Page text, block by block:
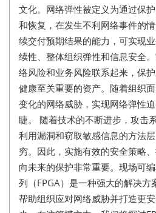
文化。网络弹性被定义为通过保
和恢复，在发生不利网络事件的
续交付预期结果的能力，可实现
续性、整体组织弹性和信息安全
络风险和业务风险联系起来，保
健康至关重要的资产。随着组织
变化的网络威胁，实现网络弹性
睫。 随着技术的不断进步，攻击系
利用漏洞和窃取敏感信息的方法
穷。因此，实施有效的安全策略
向未来的保护非常重要。现场可
列（FPGA）是一种强大的解决方
帮助组织应对网络威胁并打造更